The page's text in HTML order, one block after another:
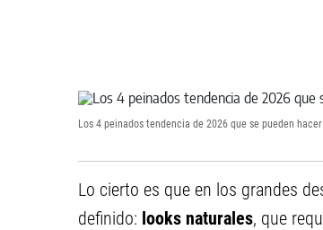
Los 4 peinados tendencia de 2026 que se pueden
Lo cierto es que en los grandes
definido: looks naturales, que